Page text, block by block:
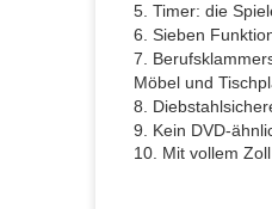
5. Timer: die
6. Sieben
7. Berufsklammer
Möbel und
8.
9. Kein DVD-
10. Mit vollem